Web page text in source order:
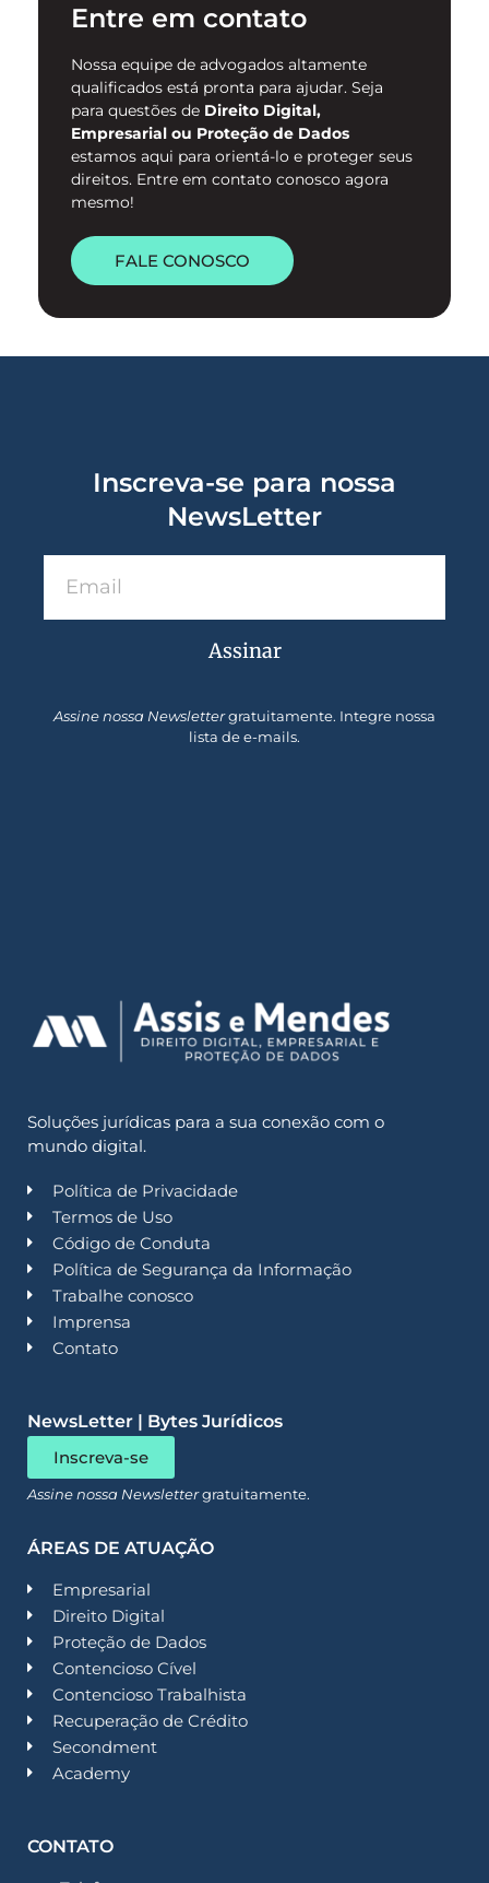
digital. …
Entre em contato
Nossa equipe de advogados altamente
qualificados está pronta para ajudar. Seja
para questões de Direito Digital,
Empresarial ou Proteção de Dados
estamos aqui para orientá-lo e proteger seus
direitos. Entre em contato conosco agora
mesmo!
FALE CONOSCO
Inscreva-se para nossa
NewsLetter
Assinar
Assine nossa Newslettergratuitamente. Integre nossa
lista de e-mails.
Soluções jurídicas para a sua conexão com o
mundo digital.
Política de Privacidade
Termos de Uso
Código de Conduta
Política de Segurança da Informação
Trabalhe conosco
Imprensa
Contato
NewsLetter | Bytes Jurídicos
Inscreva-se
Assine nossa Newslettergratuitamente.
ÁREAS DE ATUAÇÃO
Empresarial
Direito Digital
Proteção de Dados
Contencioso Cível
Contencioso Trabalhista
Recuperação de Crédito
Secondment
Academy
CONTATO